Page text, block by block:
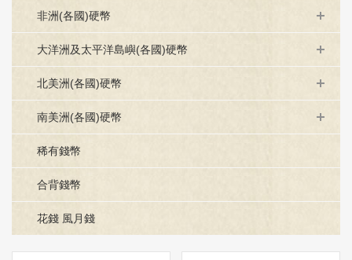
非洲(各國)硬幣
大洋洲及太平洋島嶼(各國)硬幣
北美洲(各國)硬幣
南美洲(各國)硬幣
稀有錢幣
合背錢幣
花錢 風月錢